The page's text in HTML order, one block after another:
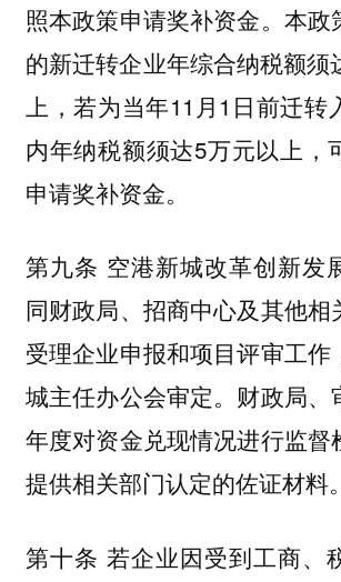
照本政策申请奖补资金。本政
的新迁转企业年综合纳税额须
上，若为当年11月1日前迁转
内年纳税额须达5万元以上，
申请奖补资金。
第九条 空港新城改革创新发
同财政局、招商中心及其他相
受理企业申报和项目评审工作
城主任办公会审定。财政局、
年度对资金兑现情况进行监督
提供相关部门认定的佐证材料。
第十条 若企业因受到工商、